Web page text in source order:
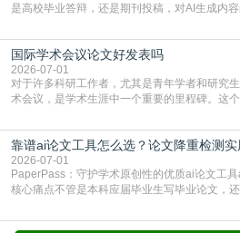
是高校毕业答辩，还是期刊投稿，对AI生成内
要求修改，还差点被判定学术不规范，真的太
刊，都已经明确出台了相关规定：如果使用AI
注，未标注的AI生成内容会被认定为不符合学
国际学术会议论文好发表吗
2026-07-01
对于许多科研工作者，尤其是青年学者和研究
术会议，是学术生涯中一个重要的里程碑。这
疑问：国际学术会议论文到底好不好发表？其
AEIC学术交流中心小编就为大家介绍“国际学术
文发表的相对优势与期刊论文相比，国际会议论
靠谱ai论文工具怎么选？论文降重检测
2026-07-01
PaperPass：守护学术原创性的优质ai论文工
核心痛点不管是本科应届毕业生写毕业论文，
自己逐句读逐句改，熬好几个大夜不说，还经